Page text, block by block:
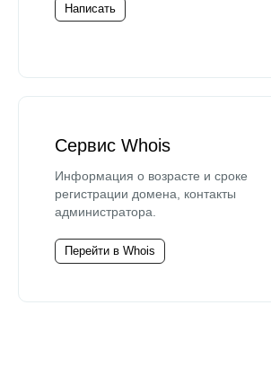
Написать
Сервис Whois
Информация о возрасте и сроке
регистрации домена, контакты
администратора.
Перейти в Whois